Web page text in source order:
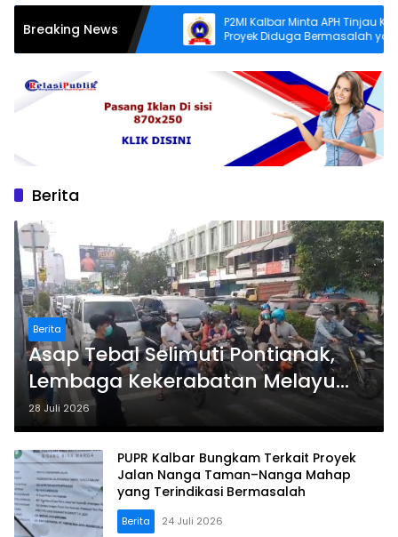
Breaking News
Jalan
P2MI Kalbar Minta APH Tinjau Kembali
Proyek Diduga Bermasalah yang
Diawasi BWSK 1 Pontianak
Berita
Berita
Asap Tebal Selimuti Pontianak,
Lembaga Kekerabatan Melayu
Bagi Masker
28 Juli 2026
PUPR Kalbar Bungkam Terkait Proyek
Jalan Nanga Taman–Nanga Mahap
yang Terindikasi Bermasalah
Berita 24 Juli 2026